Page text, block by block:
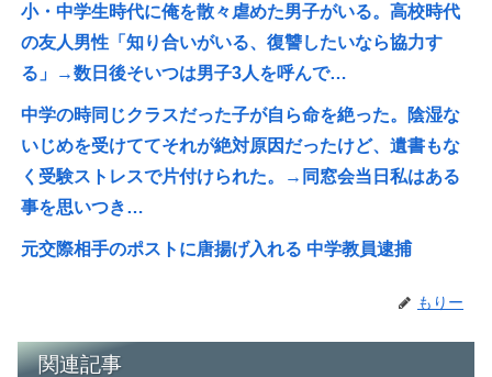
小・中学生時代に俺を散々虐めた男子がいる。高校時代
の友人男性「知り合いがいる、復讐したいなら協力す
る」→数日後そいつは男子3人を呼んで…
中学の時同じクラスだった子が自ら命を絶った。陰湿な
いじめを受けててそれが絶対原因だったけど、遺書もな
く受験ストレスで片付けられた。→同窓会当日私はある
事を思いつき…
元交際相手のポストに唐揚げ入れる 中学教員逮捕
もりー
関連記事